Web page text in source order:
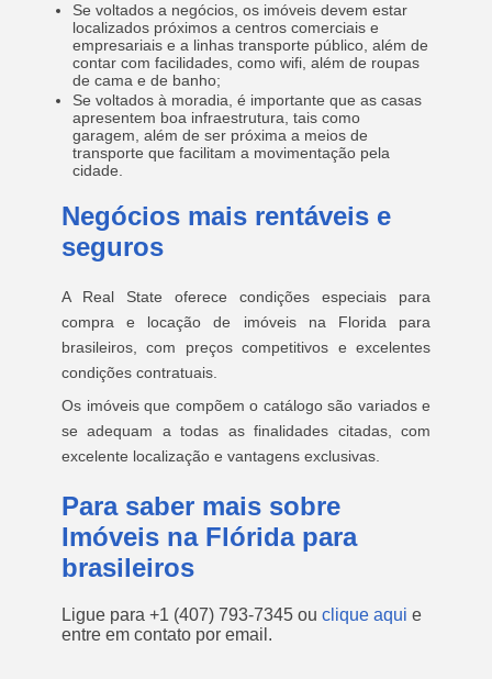
Se voltados a negócios, os imóveis devem estar
localizados próximos a centros comerciais e
empresariais e a linhas transporte público, além de
contar com facilidades, como wifi, além de roupas
de cama e de banho;
Se voltados à moradia, é importante que as casas
apresentem boa infraestrutura, tais como
garagem, além de ser próxima a meios de
transporte que facilitam a movimentação pela
cidade.
Negócios mais rentáveis e
seguros
A Real State oferece condições especiais para
compra e locação de imóveis na Florida para
brasileiros, com preços competitivos e excelentes
condições contratuais.
Os imóveis que compõem o catálogo são variados e
se adequam a todas as finalidades citadas, com
excelente localização e vantagens exclusivas.
Para saber mais sobre
Imóveis na Flórida para
brasileiros
Ligue para +1 (407) 793-7345 ou clique aqui e
entre em contato por email.